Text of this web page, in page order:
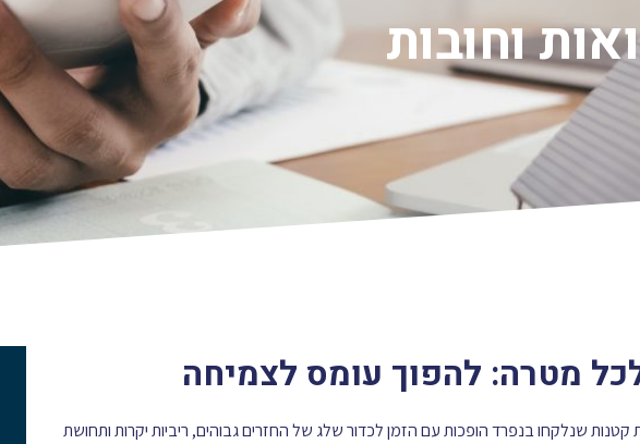
וחובות
מטרה: להפוך עומס לצמיחה
קטנות שנלקחו בנפרד הופכות עם הזמן לכדור שלג של החזרים גבוהים, ריביות יקרות ותחושת